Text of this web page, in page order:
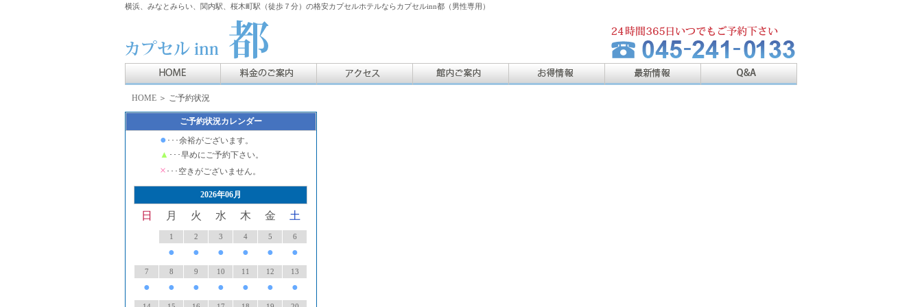
横浜、みなとみらい、関内駅、桜木町駅（徒歩７分）の格安カプセルホテルならカプセルinn都（男性専用）
HOME ＞ ご予約状況
ご予約状況カレンダー
● ･･･余裕がございます。
▲ ･･･早めにご予約下さい。
× ･･･空きがございません。
2026年06月
日 月 火 水 木 金 土
1
●
2
●
3
●
4
●
5
●
6
●
7
●
8
●
9
●
10
●
11
●
12
●
13
●